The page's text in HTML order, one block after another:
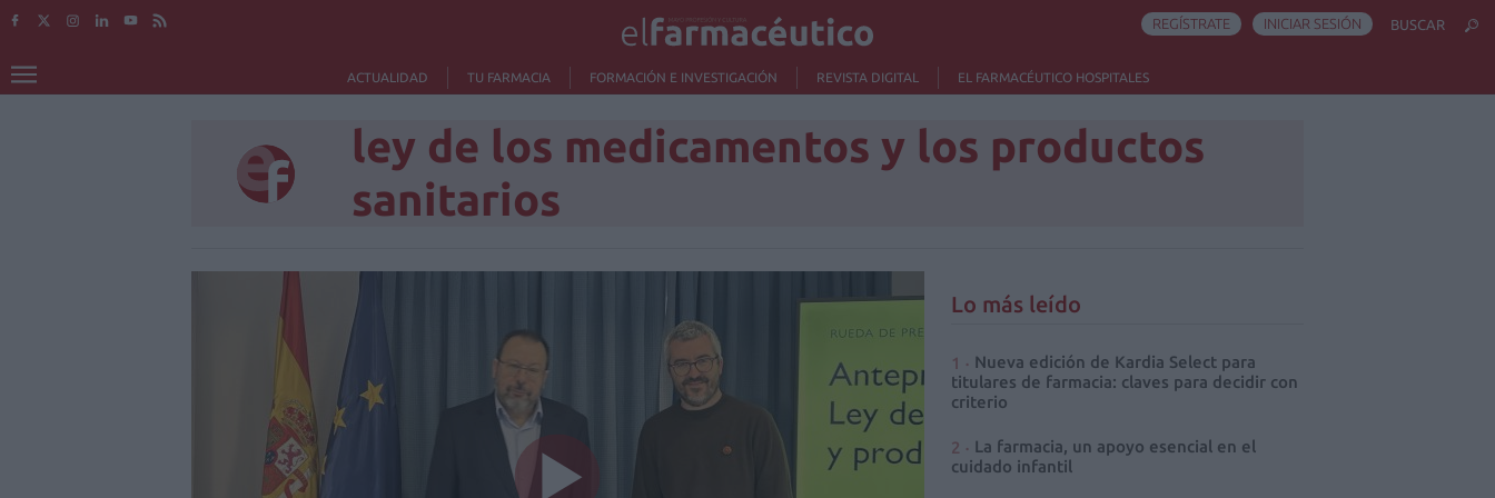
ACTUALIDAD TU FARMACIA FORMACIÓN E INVESTIGACIÓN REVISTA DIGITAL EL FARMACÉUTICO HOSPITALES
REGÍSTRATE INICIAR SESIÓN BUSCAR
ley de los medicamentos y los productos
sanitarios
Lo más leído
Nueva edición de Kardia Select para
titulares de farmacia: claves para decidir con
criterio
La farmacia, un apoyo esencial en el
cuidado infantil